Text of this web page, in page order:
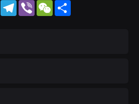
WhatsApp
Telegram
Viber WeChat